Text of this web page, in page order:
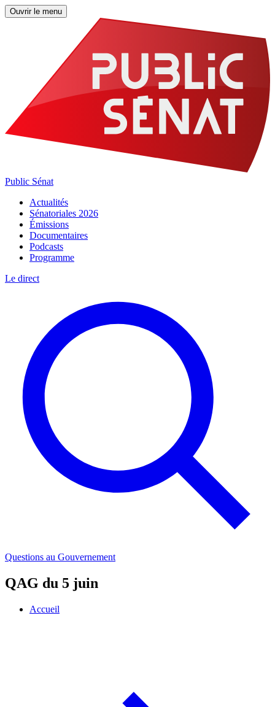
Ouvrir le menu
Public Sénat
Actualités
Sénatoriales 2026
Émissions
Documentaires
Podcasts
Programme
Le direct
Questions au Gouvernement
QAG du 5 juin
Accueil